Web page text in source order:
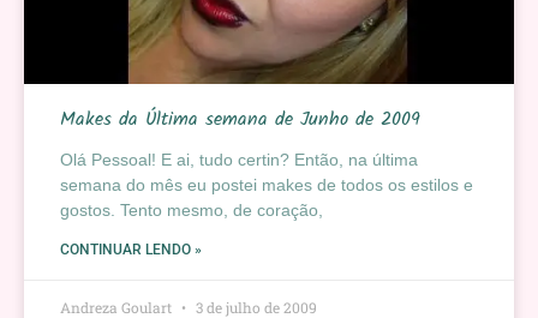
Makes da Última semana de Junho de 2009
Olá Pessoal! E ai, tudo certin? Então, na última
semana do mês eu postei makes de todos os estilos e
gostos. Tento mesmo, de coração,
CONTINUAR LENDO »
Andreza Goulart 3 de julho de 2009